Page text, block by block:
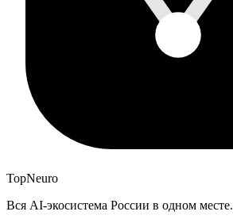
TopNeuro
Вся AI-экосистема России в одном месте.